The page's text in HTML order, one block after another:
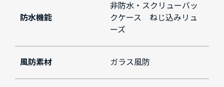
防水機能
非防水・スクリューバッ
クケース ねじ込みリュ
ーズ
風防素材 ガラス風防